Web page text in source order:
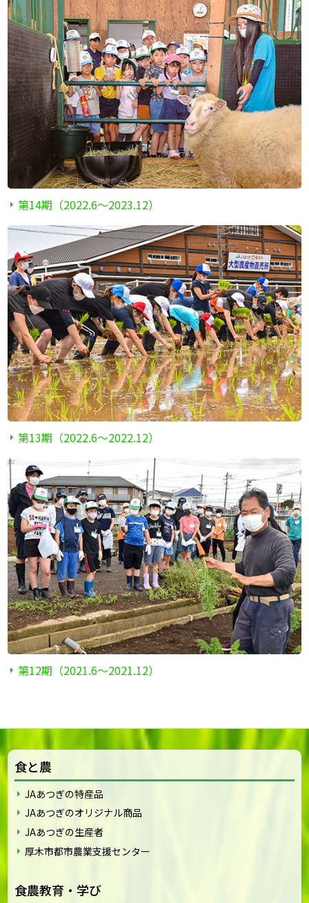
第14期（2022.6〜2023.12）
第13期（2022.6〜2022.12）
第12期（2021.6〜2021.12）
食と農
JAあつぎの特産品
JAあつぎのオリジナル商品
JAあつぎの生産者
厚木市都市農業支援センター
食農教育・学び